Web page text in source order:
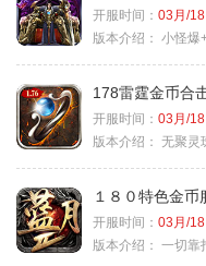
开服时间： 03月/18
版本介绍： 小怪爆
178雷霆金币合
开服时间： 03月/18
版本介绍： 无聚灵珠
１８０特色金币
开服时间： 03月/18
版本介绍： 一切靠